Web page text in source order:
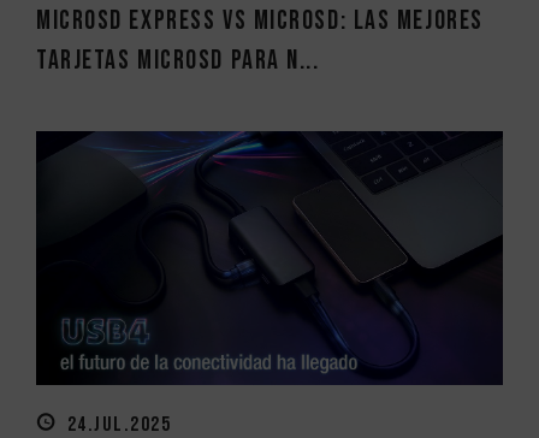
MicroSD Express vs MicroSD: las mejores
tarjetas MicroSD para N...
24.JUL.2025